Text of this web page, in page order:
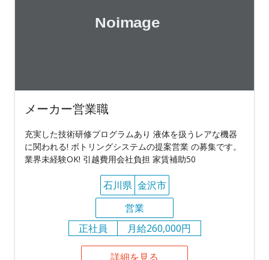
メーカー営業職
充実した技術研修プログラムあり 液体を扱うレアな機器
に関われる! ボトリングシステムの提案営業 の募集です。
業界未経験OK! 引越費用会社負担 家賃補助50
石川県 金沢市
営業
正社員
月給260,000円
詳細を見る